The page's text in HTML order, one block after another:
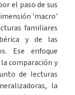
el paso de sus
'macro'
familiares
y de las
Ese enfoque
comparación y
de lecturas
la